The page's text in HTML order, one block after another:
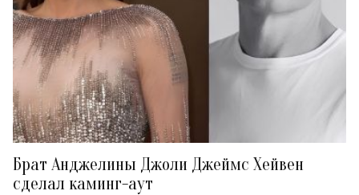
Брат Анджелины Джоли Джеймс Хейвен
сделал каминг-аут